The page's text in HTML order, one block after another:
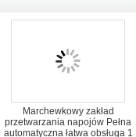
Marchewkowy zakład
przetwarzania napojów Pełna
automatyczna łatwa obsługa 1